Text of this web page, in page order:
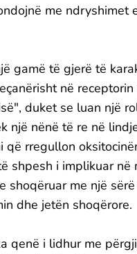
me ndryshimet
gamë të gjerë të
në receptorin
duket se luan një
një nënë të re në
rregullon
shpesh i implikuar në
shoqëruar me një
dhe jetën shoqërore.
qenë i lidhur me